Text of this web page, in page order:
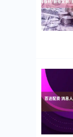
1.02%